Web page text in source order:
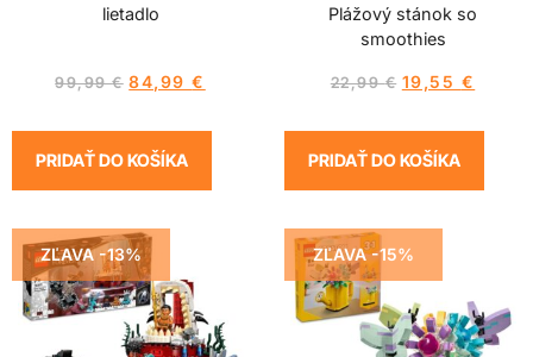
lietadlo
99,99€ 84,99€
PRIDAŤ DO KOŠÍKA
Plážový stánok so
smoothies
22,99€ 19,55 €
PRIDAŤ DO KOŠÍKA
ZĽAVA -13% ZĽAVA -15%